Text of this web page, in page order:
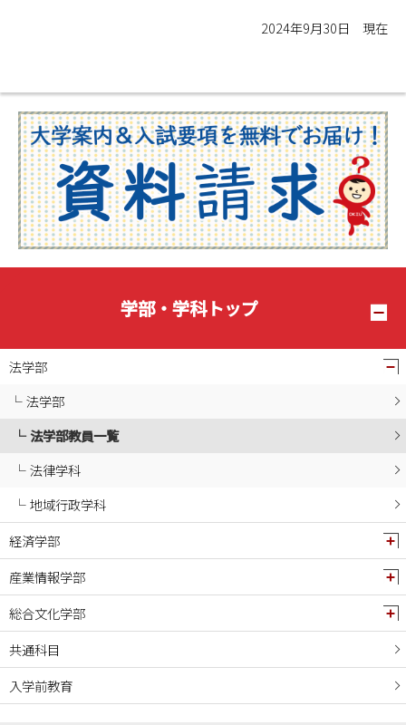
2024年9月30日 現在
学部・学科トップ
法学部
法学部
法学部教員一覧
法律学科
地域行政学科
経済学部
産業情報学部
総合文化学部
共通科目
入学前教育